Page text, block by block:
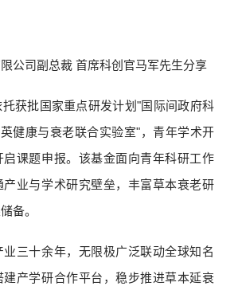
公司副总裁 首席科创官马军先生分享
获批国家重点研发计划"国际间政府科
健康与衰老联合实验室"，青年学术开
课题申报。该基金面向青年科研工作
业与学术研究壁垒，丰富草本衰老研
备。
三十余年，无限极广泛联动全球知名
建产学研合作平台，稳步推进草本延衰